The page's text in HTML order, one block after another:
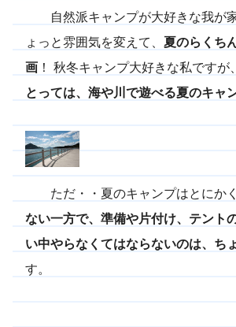
自然派キャンプが大好きな我が家が、いつもとち
ょっと雰囲気を変えて、 夏のらくち
画 ！ 秋冬キャンプ大好きな私ですが、
とっては、海や川で遊べる夏のキャ
ただ・・夏のキャンプはとにか
ない一方で、準備や片付け、テント
い中やらなくてはならないのは、ち
す。